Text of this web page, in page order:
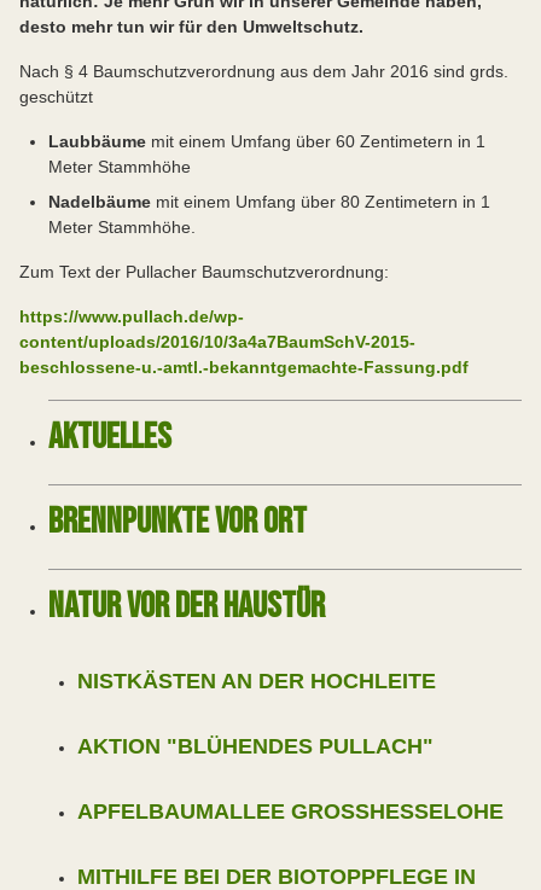
desto mehr tun wir für den Umweltschutz.
Nach § 4 Baumschutzverordnung aus dem Jahr 2016 sind grds.
geschützt
Laubbäume mit einem Umfang über 60 Zentimetern in 1
Meter Stammhöhe
Nadelbäume mit einem Umfang über 80 Zentimetern in 1
Meter Stammhöhe.
Zum Text der Pullacher Baumschutzverordnung:
https://www.pullach.de/wp-
content/uploads/2016/10/3a4a7BaumSchV-2015-
beschlossene-u.-amtl.-bekanntgemachte-Fassung.pdf
AKTUELLES
BRENNPUNKTE VOR ORT
NATUR VOR DER HAUSTÜR
NISTKÄSTEN AN DER HOCHLEITE
AKTION "BLÜHENDES PULLACH"
APFELBAUMALLEE GROSSHESSELOHE
MITHILFE BEI DER BIOTOPPFLEGE IN